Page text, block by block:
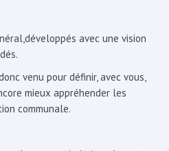
avec une vision
venu pour définir, avec vous,
mieux appréhender les
communale.